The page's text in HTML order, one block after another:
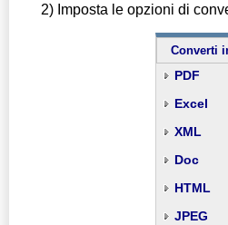
2) Imposta le opzioni di
Converti
PDF
Excel
XML
Doc
HTML
JPEG